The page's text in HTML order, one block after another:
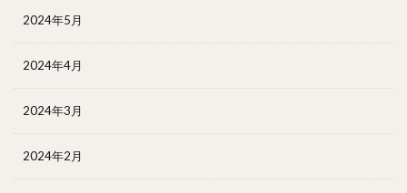
2024年5月
2024年4月
2024年3月
2024年2月